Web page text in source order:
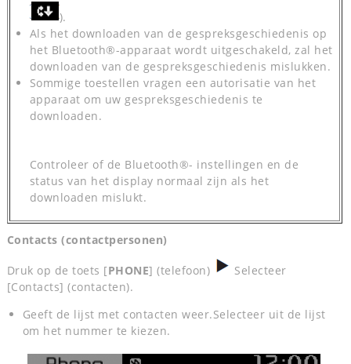
).
Als het downloaden van de gespreksgeschiedenis op
het Bluetooth®-apparaat wordt uitgeschakeld, zal het
downloaden van de gespreksgeschiedenis mislukken.
Sommige toestellen vragen een autorisatie van het
apparaat om uw gespreksgeschiedenis te
downloaden.
Controleer of de Bluetooth®- instellingen en de
status van het display normaal zijn als het
downloaden mislukt.
Contacts (contactpersonen)
Druk op de toets [PHONE] (telefoon)
Selecteer
[Contacts] (contacten).
Geeft de lijst met contacten weer.Selecteer uit de lijst
om het nummer te kiezen.